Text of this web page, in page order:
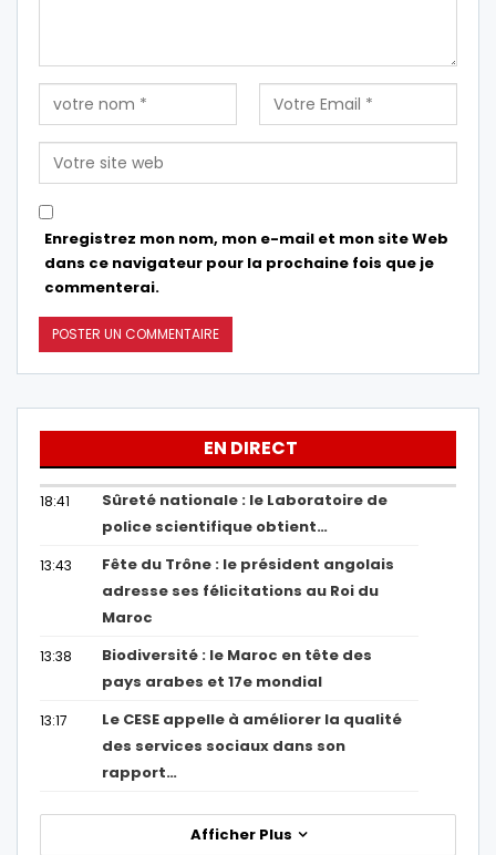
Enregistrez mon nom, mon e-mail et mon site Web
dans ce navigateur pour la prochaine fois que je
commenterai.
EN DIRECT
18:41
Sûreté nationale : le Laboratoire de
police scientifique obtient…
13:43
Fête du Trône : le président angolais
adresse ses félicitations au Roi du
Maroc
13:38
Biodiversité : le Maroc en tête des
pays arabes et 17e mondial
13:17
Le CESE appelle à améliorer la qualité
des services sociaux dans son
rapport…
Afficher Plus